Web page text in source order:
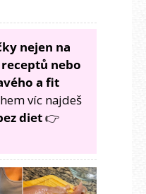
nejen na
nebo
a fit
víc najdeš
diet👉